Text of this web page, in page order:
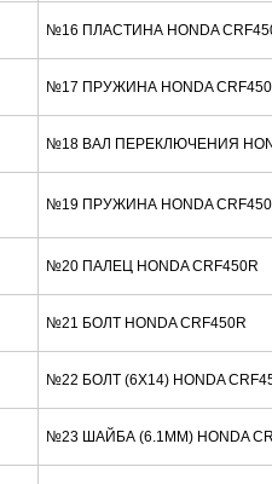
№16 ПЛАСТИНА HONDA
№17 ПРУЖИНА HONDA
№18 ВАЛ ПЕРЕКЛЮЧЕНИЯ
№19 ПРУЖИНА HONDA
№20 ПАЛЕЦ HONDA CRF450R
№21 БОЛТ HONDA CRF450R
№22 БОЛТ (6X14) HONDA
№23 ШАЙБА (6.1MM) HONDA